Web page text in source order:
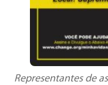
Representantes de